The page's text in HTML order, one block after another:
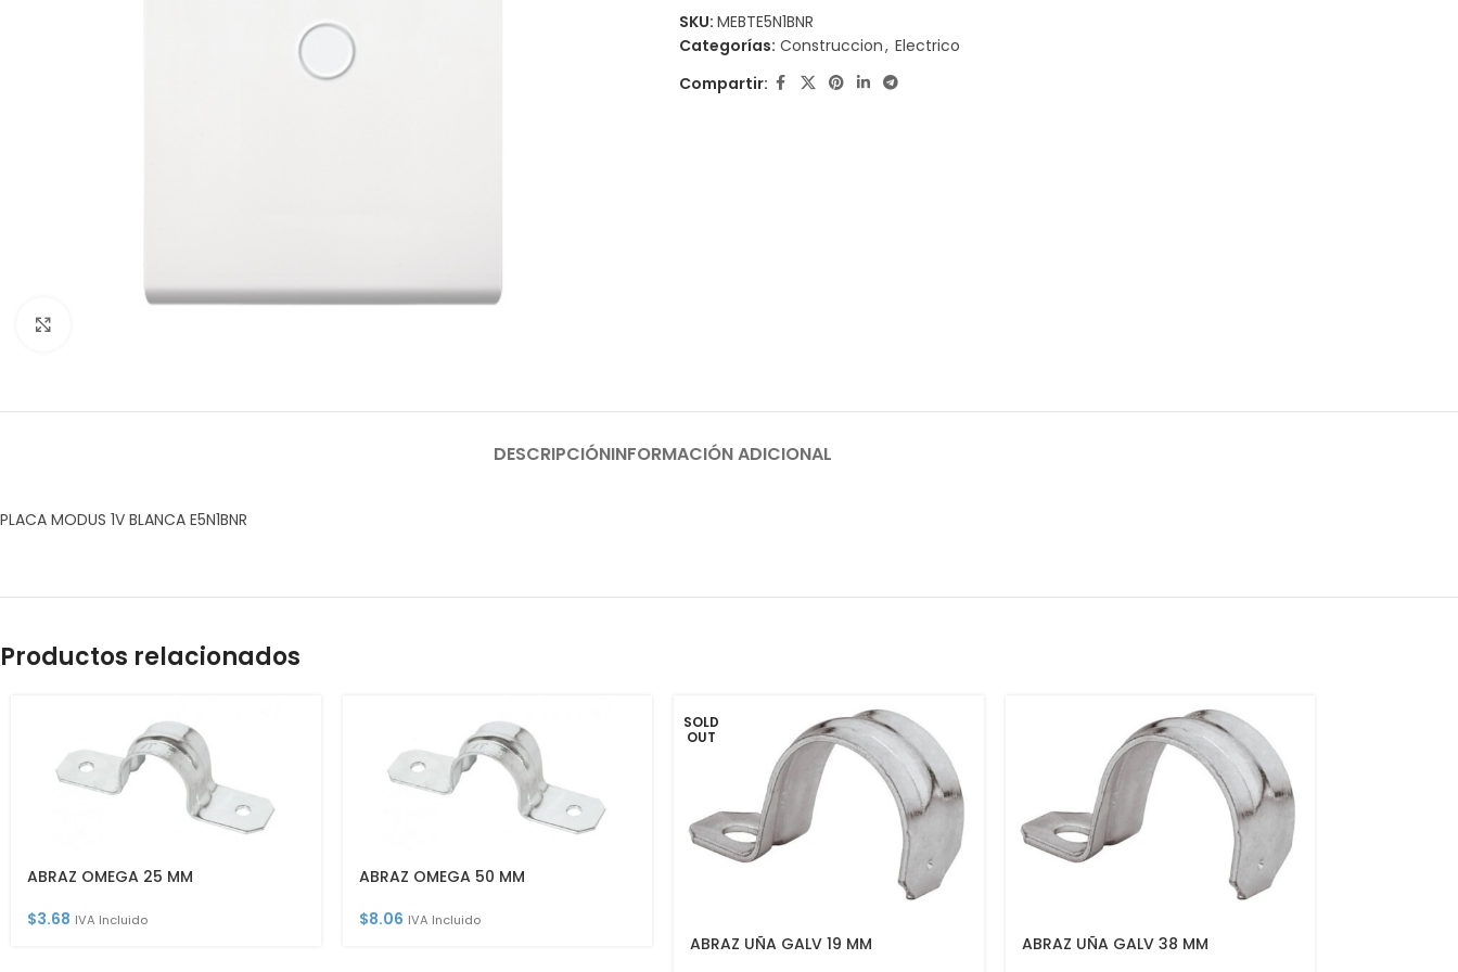
SKU: MEBTE5N1BNR
Categorías: Construccion, Electrico
Compartir:
DESCRIPCIÓNINFORMACIÓN ADICIONAL
PLACA MODUS 1V BLANCA E5N1BNR
Productos relacionados
ABRAZ OMEGA 25 MM
$3.68 IVA Incluido
ABRAZ OMEGA 50 MM
$8.06 IVA Incluido
SOLD
OUT
ABRAZ UÑA GALV 19 MM
ABRAZ UÑA GALV 38 MM